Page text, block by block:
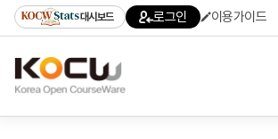
기
기
기
content)
가
대시보드 로그인 이용가이드